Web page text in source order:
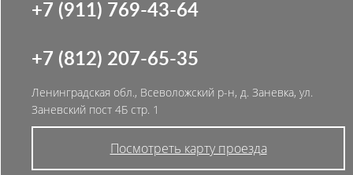
+7 (911) 769-43-64
+7 (812) 207-65-35
Ленинградская обл., Всеволожский р-н, д. Заневка, ул.
Заневский пост 4Б стр. 1
Посмотреть карту проезда